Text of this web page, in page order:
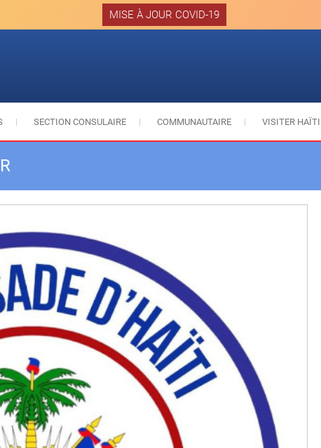
MISE À JOUR COVID-19
SECTION CONSULAIRE COMMUNAUTAIRE VISITER HAÏTI